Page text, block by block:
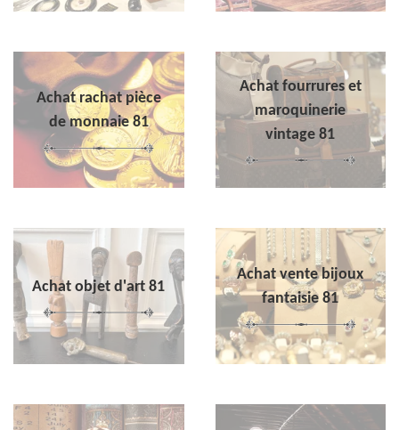
Achat rachat pièce
de monnaie 81
Achat fourrures et
maroquinerie
vintage 81
Achat objet d'art 81
Achat vente bijoux
fantaisie 81